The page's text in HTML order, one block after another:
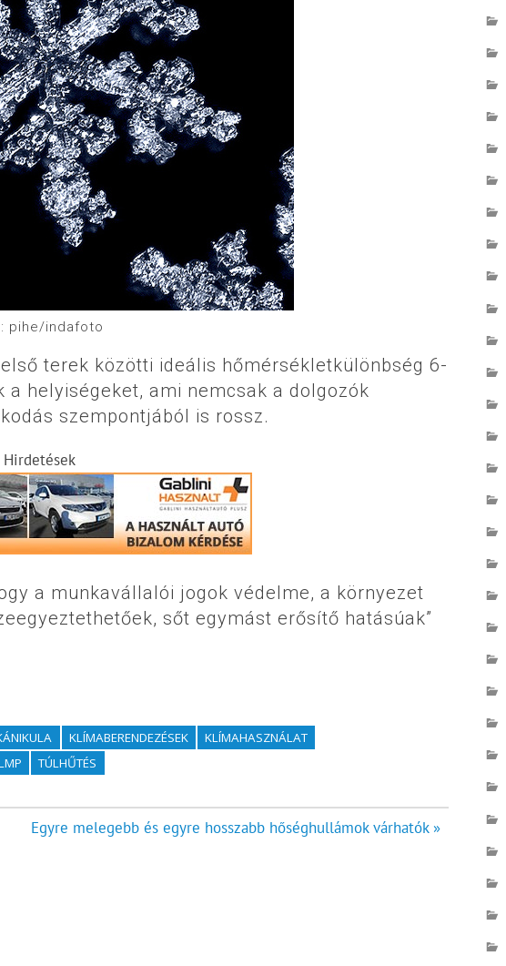
pihe/indafoto
terek közötti ideális hőmérsékletkülönbség 6-
helyiségeket, ami nemcsak a dolgozók
szempontjából is rossz.
Hirdetések
a munkavállalói jogok védelme, a környezet
sőt egymást erősítő hatásúak”
KLÍMABERENDEZÉSEK
KLÍMAHASZNÁLAT
TÚLHŰTÉS
Egyre melegebb és egyre hosszabb hőséghullámok várhatók »